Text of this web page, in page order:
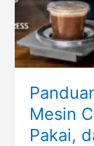
Mesin
Pakai,